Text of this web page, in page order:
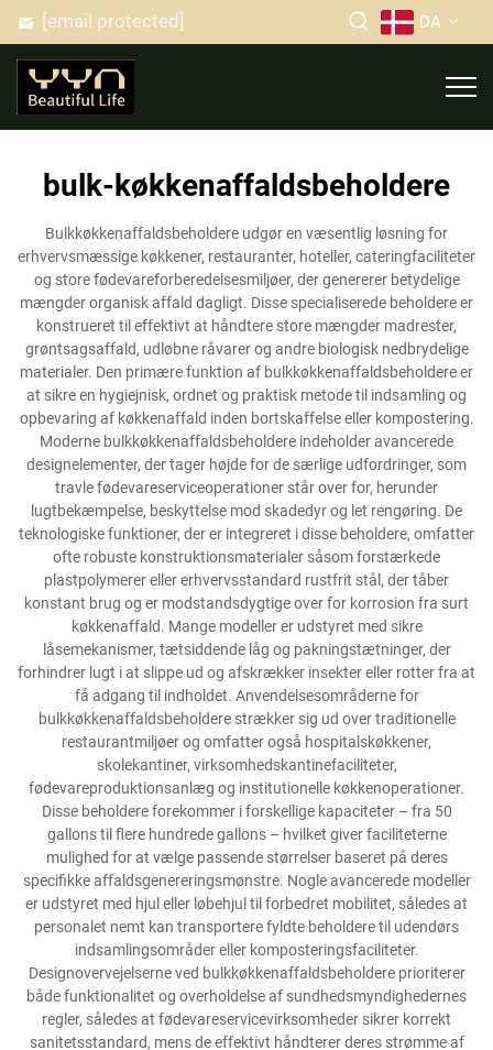
[email protected] DA
bulk-køkkenaffaldsbeholdere
Bulkkøkkenaffaldsbeholdere udgør en væsentlig løsning for
erhvervsmæssige køkkener, restauranter, hoteller, cateringfaciliteter
og store fødevareforberedelsesmiljøer, der genererer betydelige
mængder organisk affald dagligt. Disse specialiserede beholdere er
konstrueret til effektivt at håndtere store mængder madrester,
grøntsagsaffald, udløbne råvarer og andre biologisk nedbrydelige
materialer. Den primære funktion af bulkkøkkenaffaldsbeholdere er
at sikre en hygiejnisk, ordnet og praktisk metode til indsamling og
opbevaring af køkkenaffald inden bortskaffelse eller kompostering.
Moderne bulkkøkkenaffaldsbeholdere indeholder avancerede
designelementer, der tager højde for de særlige udfordringer, som
travle fødevareserviceoperationer står over for, herunder
lugtbekæmpelse, beskyttelse mod skadedyr og let rengøring. De
teknologiske funktioner, der er integreret i disse beholdere, omfatter
ofte robuste konstruktionsmaterialer såsom forstærkede
plastpolymerer eller erhvervsstandard rustfrit stål, der tåber
konstant brug og er modstandsdygtige over for korrosion fra surt
køkkenaffald. Mange modeller er udstyret med sikre
låsemekanismer, tætsiddende låg og pakningstætninger, der
forhindrer lugt i at slippe ud og afskrækker insekter eller rotter fra at
få adgang til indholdet. Anvendelsesområderne for
bulkkøkkenaffaldsbeholdere strækker sig ud over traditionelle
restaurantmiljøer og omfatter også hospitalskøkkener,
skolekantiner, virksomhedskantinefaciliteter,
fødevareproduktionsanlæg og institutionelle køkkenoperationer.
Disse beholdere forekommer i forskellige kapaciteter – fra 50
gallons til flere hundrede gallons – hvilket giver faciliteterne
mulighed for at vælge passende størrelser baseret på deres
specifikke affaldsgenereringsmønstre. Nogle avancerede modeller
er udstyret med hjul eller løbehjul til forbedret mobilitet, således at
personalet nemt kan transportere fyldte beholdere til udendørs
indsamlingsområder eller komposteringsfaciliteter.
Designovervejelserne ved bulkkøkkenaffaldsbeholdere prioriterer
både funktionalitet og overholdelse af sundhedsmyndighedernes
regler, således at fødevareservicevirksomheder sikrer korrekt
sanitetsstandard, mens de effektivt håndterer deres strømme af